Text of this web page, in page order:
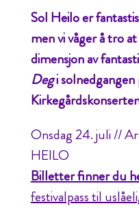
Sol Heilo er
men vi våger å tro
dimensjon av
Degi
Onsdag 24. juli //
HEILO
Billetter finner du
festivalpass til